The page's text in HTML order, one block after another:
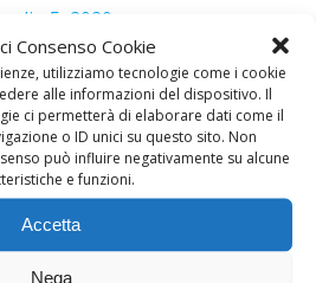
Consenso Cookie
utilizziamo tecnologie come i cookie
alle informazioni del dispositivo. Il
ci permetterà di elaborare dati come il
o ID unici su questo sito. Non
può influire negativamente su alcune
e funzioni.
Accetta
Nega
5, 2020
della Val Tidone”
alle 18, presso la tenuta
in località Costola (Ziano
[…]
read more